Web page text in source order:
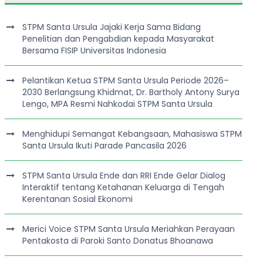
STPM Santa Ursula Jajaki Kerja Sama Bidang
Penelitian dan Pengabdian kepada Masyarakat
Bersama FISIP Universitas Indonesia
Pelantikan Ketua STPM Santa Ursula Periode 2026–
2030 Berlangsung Khidmat, Dr. Bartholy Antony Surya
Lengo, MPA Resmi Nahkodai STPM Santa Ursula
Menghidupi Semangat Kebangsaan, Mahasiswa STPM
Santa Ursula Ikuti Parade Pancasila 2026
STPM Santa Ursula Ende dan RRI Ende Gelar Dialog
Interaktif tentang Ketahanan Keluarga di Tengah
Kerentanan Sosial Ekonomi
Merici Voice STPM Santa Ursula Meriahkan Perayaan
Pentakosta di Paroki Santo Donatus Bhoanawa